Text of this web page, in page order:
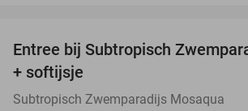
Entree bij Subtropisch
+ softijsje
Subtropisch Zwemparadijs Mosaqua